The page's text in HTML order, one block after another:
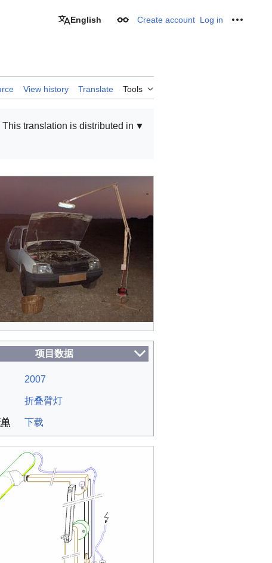
English Appearance
Create account Log in
View history Translate Tools
▼
This translation is distributed in
项目数据
2007
折叠臂灯
下载